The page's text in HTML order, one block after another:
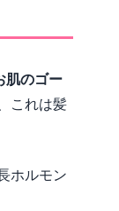
肌のゴー
これは髪
ホルモン